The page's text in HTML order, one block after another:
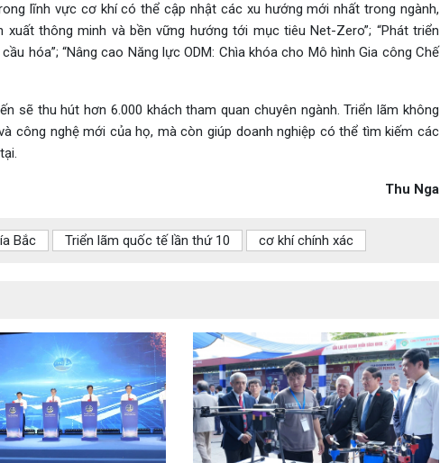
lĩnh vực cơ khí có thể cập nhật các xu hướng mới nhất trong ngành,
thông minh và bền vững hướng tới mục tiêu Net-Zero”; “Phát triển
hóa”; “Nâng cao Năng lực ODM: Chìa khóa cho Mô hình Gia công Chế
sẽ thu hút hơn 6.000 khách tham quan chuyên ngành. Triển lãm không
công nghệ mới của họ, mà còn giúp doanh nghiệp có thể tìm kiếm các
Thu Nga
Bắc Triển lãm quốc tế lần thứ 10 cơ khí chính xác